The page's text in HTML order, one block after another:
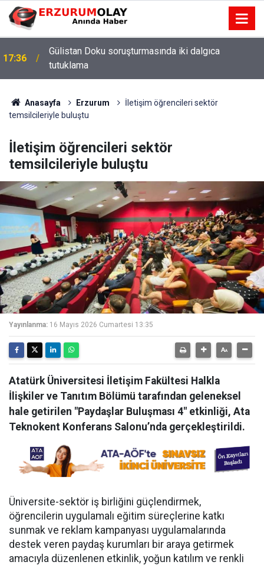
17:36
Gülistan Doku soruşturmasında iki dalgıca
tutuklama
Anasayfa Erzurum
İletişim öğrencileri sektör
temsilcileriyle buluştu
İletişim öğrencileri sektör
temsilcileriyle buluştu
Yayınlanma: 16 Mayıs 2026 Cumartesi 13:35
Atatürk Üniversitesi İletişim Fakültesi Halkla
İlişkiler ve Tanıtım Bölümü tarafından geleneksel
hale getirilen "Paydaşlar Buluşması 4" etkinliği, Ata
Teknokent Konferans Salonu’nda gerçekleştirildi.
Üniversite-sektör iş birliğini güçlendirmek,
öğrencilerin uygulamalı eğitim süreçlerine katkı
sunmak ve reklam kampanyası uygulamalarında
destek veren paydaş kurumları bir araya getirmek
amacıyla düzenlenen etkinlik, yoğun katılım ve renkli